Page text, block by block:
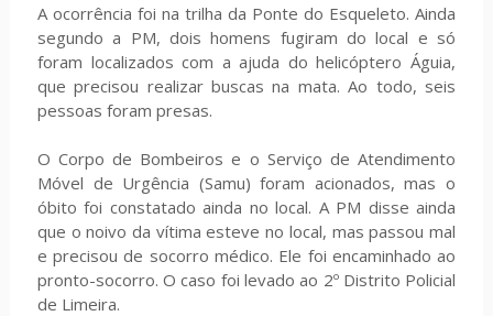
A ocorrência foi na trilha da Ponte do Esqueleto. Ainda
segundo a PM, dois homens fugiram do local e só
foram localizados com a ajuda do helicóptero Águia,
que precisou realizar buscas na mata. Ao todo, seis
pessoas foram presas.
O Corpo de Bombeiros e o Serviço de Atendimento
Móvel de Urgência (Samu) foram acionados, mas o
óbito foi constatado ainda no local. A PM disse ainda
que o noivo da vítima esteve no local, mas passou mal
e precisou de socorro médico. Ele foi encaminhado ao
pronto-socorro. O caso foi levado ao 2º Distrito Policial
de Limeira.